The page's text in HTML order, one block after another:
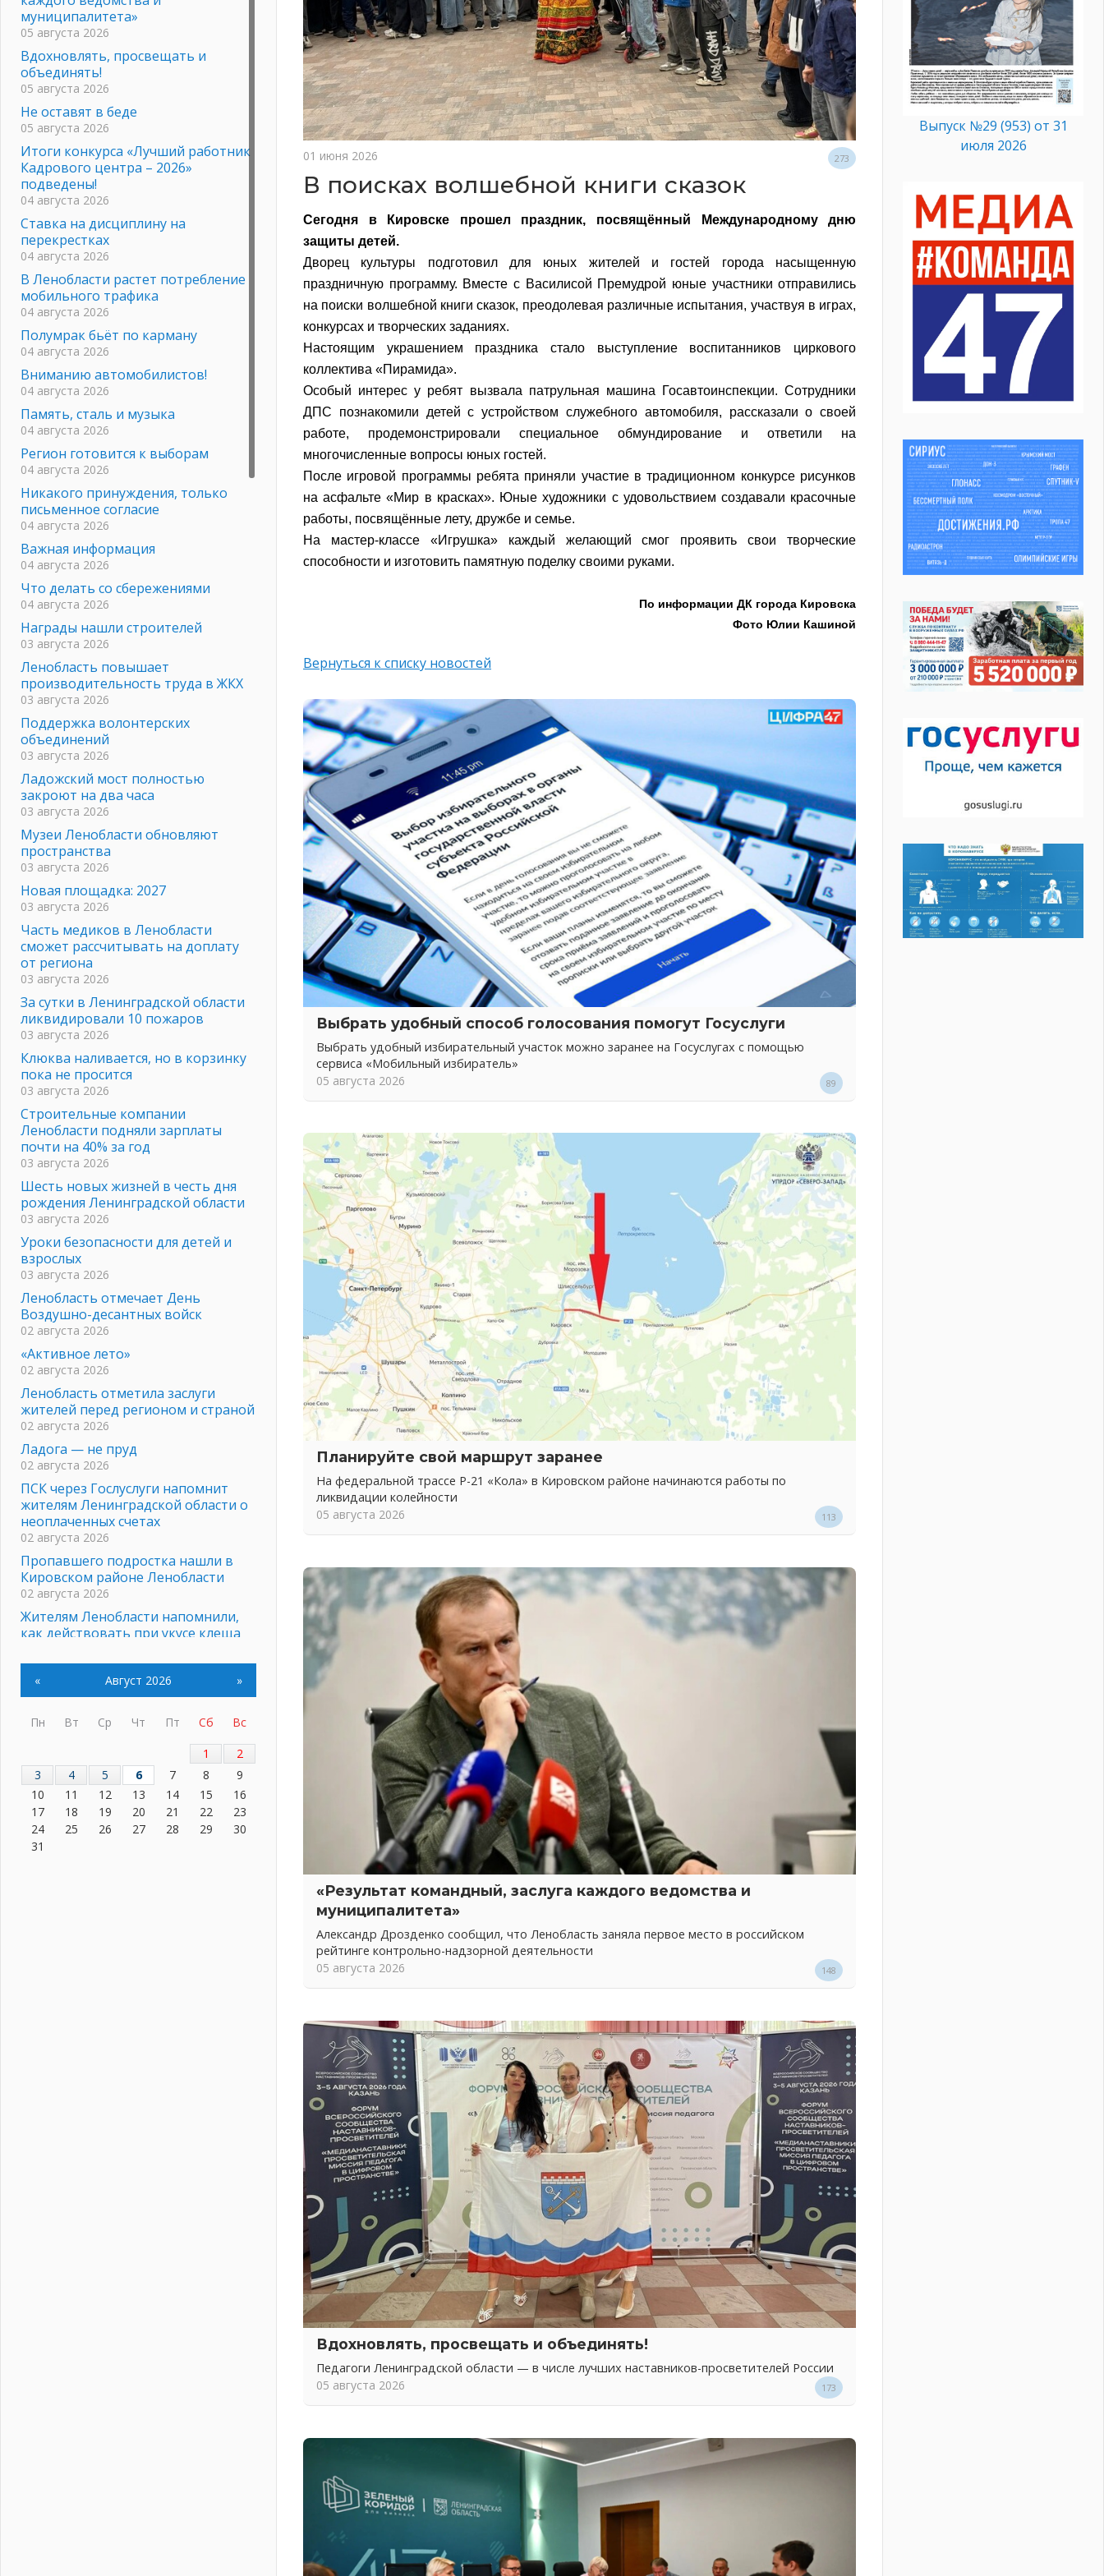
01 июня 2026 273
В поисках волшебной книги сказок
Сегодня в Кировске прошел праздник, посвящённый Международному дню
защиты детей.
Дворец культуры подготовил для юных жителей и гостей города насыщенную
праздничную программу. Вместе с Василисой Премудрой юные участники отправились
на поиски волшебной книги сказок, преодолевая различные испытания, участвуя в играх,
конкурсах и творческих заданиях.
Настоящим украшением праздника стало выступление воспитанников циркового
коллектива «Пирамида».
Особый интерес у ребят вызвала патрульная машина Госавтоинспекции. Сотрудники
ДПС познакомили детей с устройством служебного автомобиля, рассказали о своей
работе, продемонстрировали специальное обмундирование и ответили на
многочисленные вопросы юных гостей.
После игровой программы ребята приняли участие в традиционном конкурсе рисунков
на асфальте «Мир в красках». Юные художники с удовольствием создавали красочные
работы, посвящённые лету, дружбе и семье.
На мастер-классе «Игрушка» каждый желающий смог проявить свои творческие
способности и изготовить памятную поделку своими руками.
По информации ДК города Кировска
Фото Юлии Кашиной
Вернуться к списку новостей
Выбрать удобный способ голосования помогут Госуслуги
Выбрать удобный избирательный участок можно заранее на Госуслугах с помощью
сервиса «Мобильный избиратель»
05 августа 2026
89
Планируйте свой маршрут заранее
На федеральной трассе Р-21 «Кола» в Кировском районе начинаются работы по
ликвидации колейности
05 августа 2026
113
«Результат командный, заслуга каждого ведомства и
муниципалитета»
Александр Дрозденко сообщил, что Ленобласть заняла первое место в российском
рейтинге контрольно-надзорной деятельности
05 августа 2026
148
Вдохновлять, просвещать и объединять!
Педагоги Ленинградской области — в числе лучших наставников-просветителей России
05 августа 2026
173
муниципалитета»
05 августа 2026
Вдохновлять, просвещать и
объединять!
05 августа 2026
Не оставят в беде
05 августа 2026
Итоги конкурса «Лучший работник
Кадрового центра – 2026»
подведены!
04 августа 2026
Ставка на дисциплину на
перекрестках
04 августа 2026
В Ленобласти растет потребление
мобильного трафика
04 августа 2026
Полумрак бьёт по карману
04 августа 2026
Вниманию автомобилистов!
04 августа 2026
Память, сталь и музыка
04 августа 2026
Регион готовится к выборам
04 августа 2026
Никакого принуждения, только
письменное согласие
04 августа 2026
Важная информация
04 августа 2026
Что делать со сбережениями
04 августа 2026
Награды нашли строителей
03 августа 2026
Ленобласть повышает
производительность труда в ЖКХ
03 августа 2026
Поддержка волонтерских
объединений
03 августа 2026
Ладожский мост полностью
закроют на два часа
03 августа 2026
Музеи Ленобласти обновляют
пространства
03 августа 2026
Новая площадка: 2027
03 августа 2026
Часть медиков в Ленобласти
сможет рассчитывать на доплату
от региона
03 августа 2026
За сутки в Ленинградской области
ликвидировали 10 пожаров
03 августа 2026
Клюква наливается, но в корзинку
пока не просится
03 августа 2026
Строительные компании
Ленобласти подняли зарплаты
почти на 40% за год
03 августа 2026
Шесть новых жизней в честь дня
рождения Ленинградской области
03 августа 2026
Уроки безопасности для детей и
взрослых
03 августа 2026
Ленобласть отмечает День
Воздушно-десантных войск
02 августа 2026
«Активное лето»
02 августа 2026
Ленобласть отметила заслуги
жителей перед регионом и страной
02 августа 2026
Ладога — не пруд
02 августа 2026
ПСК через Гослуслуги напомнит
жителям Ленинградской области о
неоплаченных счетах
02 августа 2026
Пропавшего подростка нашли в
Кировском районе Ленобласти
02 августа 2026
Жителям Ленобласти напомнили,
как действовать при укусе клеща
В Ивангороде назвали новых
почетных граждан Ленинградской
02 августа 2026
Километровые столбы «Дороги
жизни» отправили на реставрацию
02 августа 2026
Ленобласть внедрила передовую
подготовку операторов БПЛА
« Август 2026 »
Пн Вт Ср Чт Пт Сб
Вс
1
2
3
4 5 6 7 8
9
10
11 12 13 14 15
16
17
18 19 20 21 22
23
24
25 26 27 28 29
30
31
Выпуск №29 (953) от 31
июля 2026